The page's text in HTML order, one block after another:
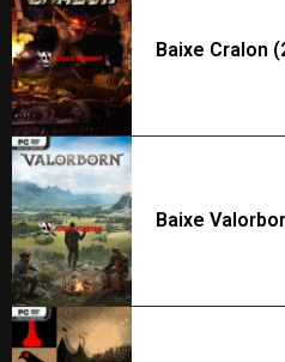
Baixe Cralon
Baixe